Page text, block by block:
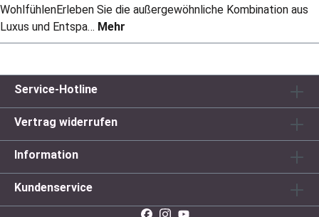
WohlfühlenErleben Sie die außergewöhnliche Kombination aus
Luxus und Entspa… Mehr
Service-Hotline
Vertrag widerrufen
Information
Kundenservice